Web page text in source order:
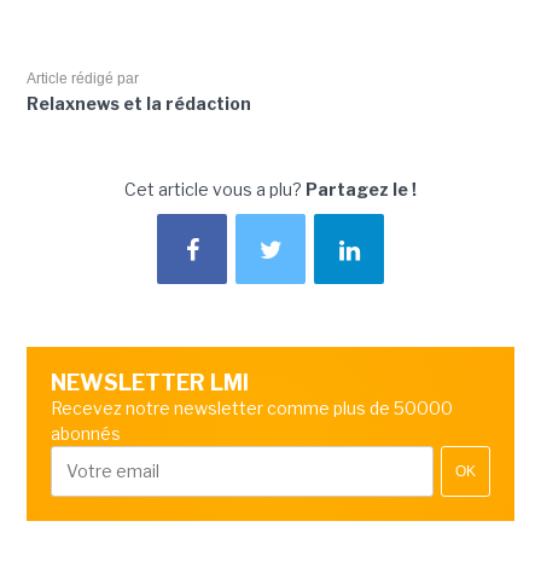
Article rédigé par
Relaxnews et la rédaction
Cet article vous a plu? Partagez le !
NEWSLETTER LMI
Recevez notre newsletter comme plus de 50000
abonnés
OK